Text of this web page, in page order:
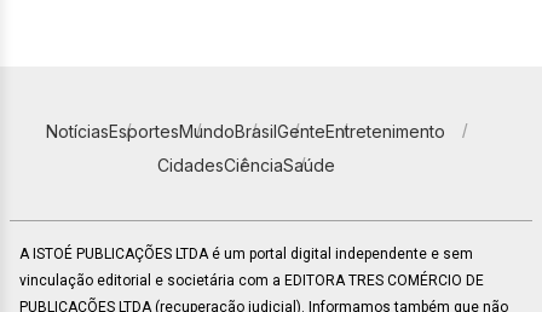
NotíciasEsportesMundoBrasilGenteEntretenimento
CidadesCiênciaSaúde
A ISTOÉ PUBLICAÇÕES LTDA é um portal digital independente e sem
vinculação editorial e societária com a EDITORA TRES COMÉRCIO DE
PUBLICACÕES LTDA (recuperação judicial). Informamos também que não